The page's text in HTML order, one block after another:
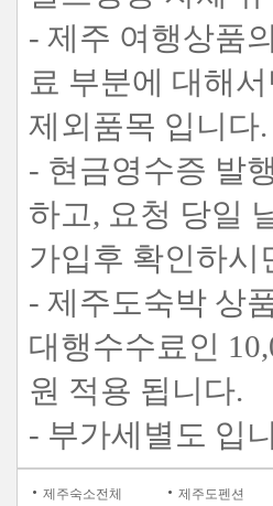
- 제주 여행상품
료 부분에 대해
제외품목 입니다.
- 현금영수증 발
하고, 요청 당일
가입후 확인하시
- 제주도숙박 상
대행수수료인
원 적용 됩니다.
- 부가세별도 입
제주숙소전체 제주도펜션